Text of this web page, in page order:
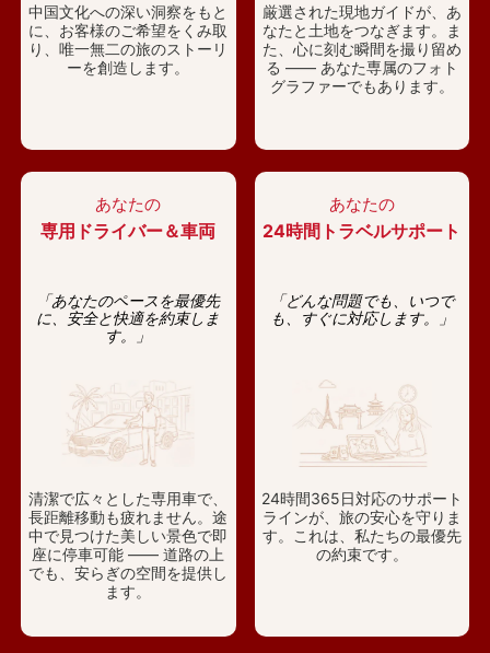
中国文化への深い洞察をもと
に、お客様のご希望をくみ取
り、唯一無二の旅のストーリ
ーを創造します。
厳選された現地ガイドが、あ
なたと土地をつなぎます。ま
た、心に刻む瞬間を撮り留め
る —— あなた専属のフォト
グラファーでもあります。
あなたの
専用ドライバー＆車両
「あなたのペースを最優先
に、安全と快適を約束しま
す。」
清潔で広々とした専用車で、
長距離移動も疲れません。途
中で見つけた美しい景色で即
座に停車可能 —— 道路の上
でも、安らぎの空間を提供し
ます。
あなたの
24時間トラベルサポート
「どんな問題でも、いつで
も、すぐに対応します。」
24時間365日対応のサポート
ラインが、旅の安心を守りま
す。これは、私たちの最優先
の約束です。